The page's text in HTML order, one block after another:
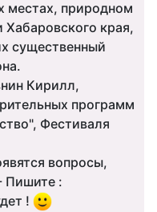
местах, природном
Хабаровского края,
существенный
Кирилл,
программ
Фестиваля
вопросы,
Пишите :
!